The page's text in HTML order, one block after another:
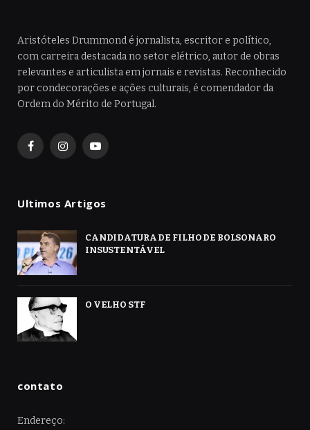
Aristóteles Drummond é jornalista, escritor e político,
com carreira destacada no setor elétrico, autor de obras
relevantes e articulista em jornais e revistas. Reconhecido
por condecorações e ações culturais, é comendador da
Ordem do Mérito de Portugal.
FacebookInstagramYouTube
Ultimos Artigos
CANDIDATURA DE FILHO DE BOLSONARO
INSUSTENTÁVEL
O VELHO STF
contato
Endereço: